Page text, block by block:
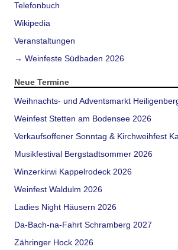
Telefonbuch
Wikipedia
Veranstaltungen
→ Weinfeste Südbaden 2026
Neue Termine
Weihnachts- und Adventsmarkt
Weinfest Stetten am Bodensee 2026
Verkaufsoffener Sonntag & Kirchweihfest
Musikfestival Bergstadtsommer 2026
Winzerkirwi Kappelrodeck 2026
Weinfest Waldulm 2026
Ladies Night Häusern 2026
Da-Bach-na-Fahrt Schramberg 2027
Zähringer Hock 2026